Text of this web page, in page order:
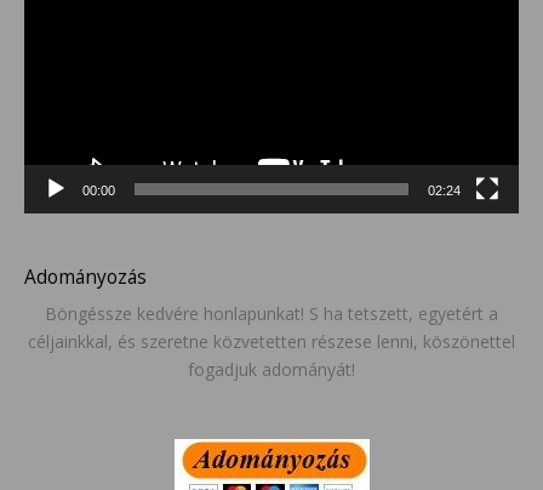
00:00 02:24
Adományozás
Böngéssze kedvére honlapunkat! S ha tetszett, egyetért a
céljainkkal, és szeretne közvetetten részese lenni, köszönettel
fogadjuk adományát!